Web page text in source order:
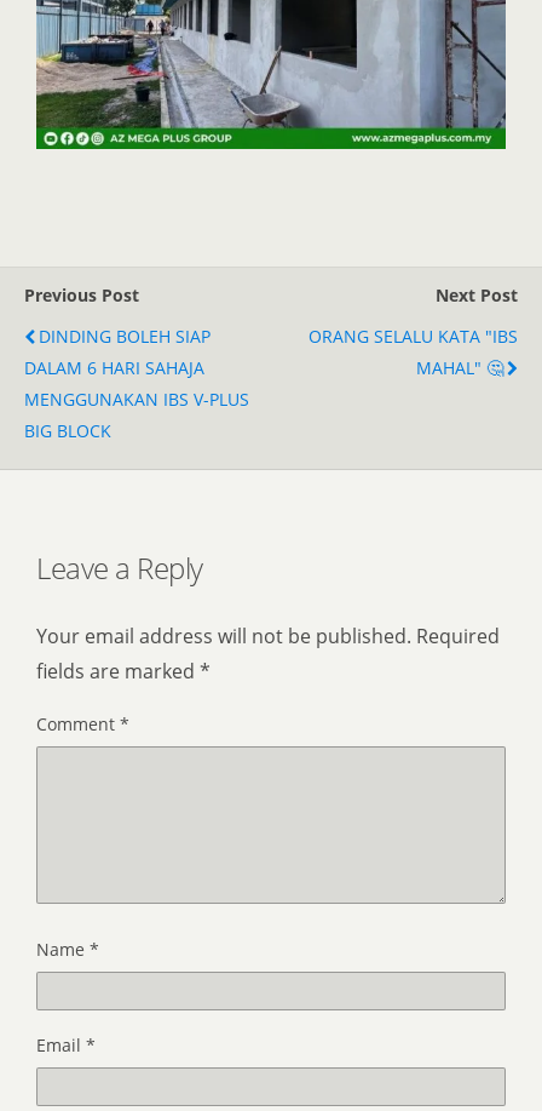
Previous Post
DINDING BOLEH SIAP
DALAM 6 HARI SAHAJA
MENGGUNAKAN IBS V-PLUS
BIG BLOCK
Next Post
ORANG SELALU KATA "IBS
MAHAL" 🤔
Leave a Reply
Your email address will not be published. Required
fields are marked *
Comment *
Name *
Email *